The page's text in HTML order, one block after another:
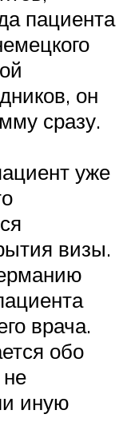
пациента
он
сразу.
уже
визы.
врача.
обо
иную